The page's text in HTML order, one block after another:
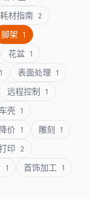
耗材指南 2
脚架 1
花盆 1
1 表面处理 1
远程控制 1
壳 1
降价 1 雕刻 1
印 2
1 首饰加工 1